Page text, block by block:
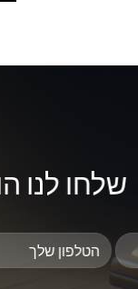
שלחו לנו